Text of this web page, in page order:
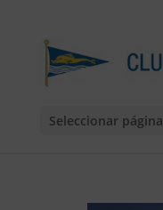
Seleccionar página